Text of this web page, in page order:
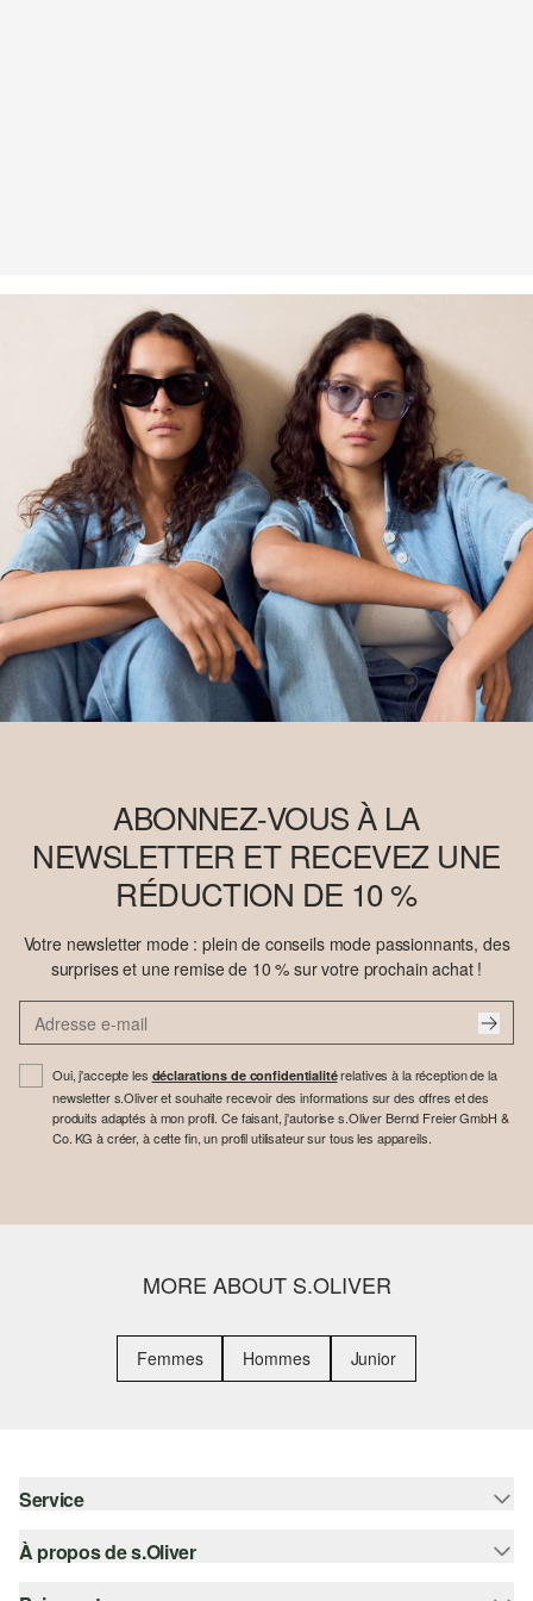
ABONNEZ-VOUS À LA
NEWSLETTER ET RECEVEZ UNE
RÉDUCTION DE 10 %
Votre newsletter mode : plein de conseils mode passionnants, des
surprises et une remise de 10 % sur votre prochain achat !
Oui, j'accepte les déclarations de confidentialitérelatives à la réception de la
newsletter s.Oliver et souhaite recevoir des informations sur des offres et des
produits adaptés à mon profil. Ce faisant, j'autorise s.Oliver Bernd Freier GmbH &
Co. KG à créer, à cette fin, un profil utilisateur sur tous les appareils.
MORE ABOUT S.OLIVER
Femmes Hommes Junior
Service
Aide - FAQ
Guide des tailles
À propos de s.Oliver